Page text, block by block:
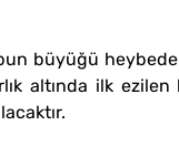
büyüğü
altında ilk